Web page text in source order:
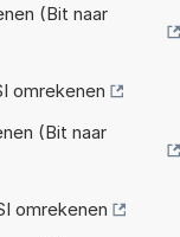
(Bit naar
omrekenen
(Bit naar
omrekenen